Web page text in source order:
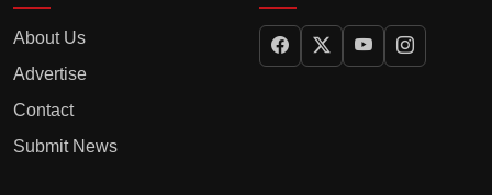
About Us
Advertise
Contact
Submit News